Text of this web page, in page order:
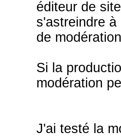
éditeur de
s'astreindre
de
Si la
modération
J'ai testé la